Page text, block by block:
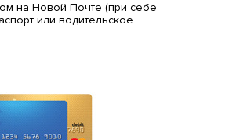
на Новой Почте (при себе
или водительское